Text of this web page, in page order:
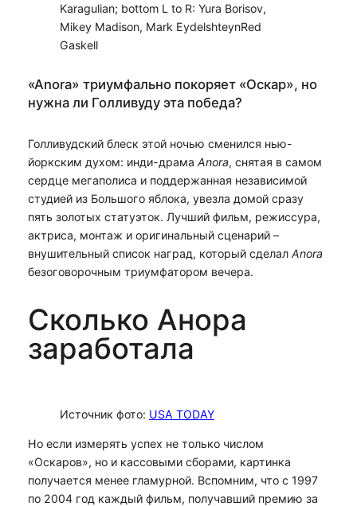
Karagulian; bottom L to R: Yura Borisov,
Mikey Madison, Mark EydelshteynRed
Gaskell
«Anora» триумфально покоряет «Оскар», но
нужна ли Голливуду эта победа?
Голливудский блеск этой ночью сменился нью-
йоркским духом: инди-драма Anora, снятая в самом
сердце мегаполиса и поддержанная независимой
студией из Большого яблока, увезла домой сразу
пять золотых статуэток. Лучший фильм, режиссура,
актриса, монтаж и оригинальный сценарий –
внушительный список наград, который сделал Anora
безоговорочным триумфатором вечера.
Сколько Анора
заработала
Источник фото: USA TODAY
Но если измерять успех не только числом
«Оскаров», но и кассовыми сборами, картинка
получается менее гламурной. Вспомним, что с 1997
по 2004 год каждый фильм, получавший премию за